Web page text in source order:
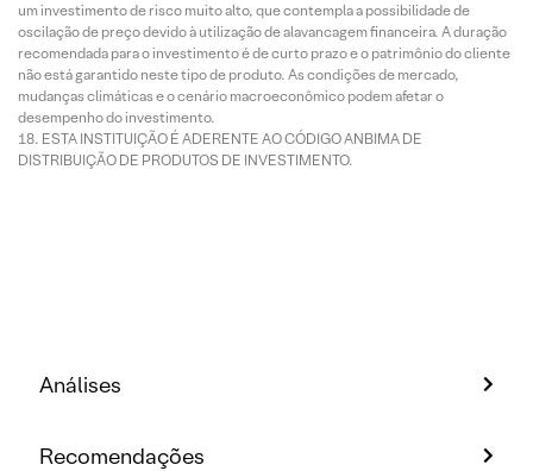
um investimento de risco muito alto, que contempla a possibilidade de
oscilação de preço devido à utilização de alavancagem financeira. A duração
recomendada para o investimento é de curto prazo e o patrimônio do cliente
não está garantido neste tipo de produto. As condições de mercado,
mudanças climáticas e o cenário macroeconômico podem afetar o
desempenho do investimento.
ESTA INSTITUIÇÃO É ADERENTE AO CÓDIGO ANBIMA DE
DISTRIBUIÇÃO DE PRODUTOS DE INVESTIMENTO.
Análises
Recomendações